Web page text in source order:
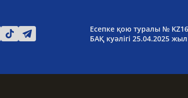
Есепке қою туралы №
БАҚ куәлігі 25.04.2025